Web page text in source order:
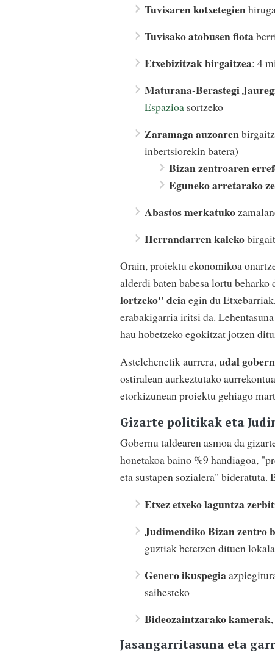
Tuvisaren kotxetegien
Tuvisako atobusen flota
Etxebizitzak birgaitzea: 4
Maturana-Berastegi
Espazioa sortzeko
Zaramaga auzoaren
inbertsiorekin batera)
Bizan zentroaren
Eguneko arretarako
Abastos merkatuko
Herrandarren kaleko
Orain, proiektu ekonomikoa
alderdi baten babesa lortu
lortzeko" deiaegin du
erabakigarria iritsi da.
hau hobetzeko egokitzat jotzen
Astelehenetik aurrera,udal
ostiralean aurkeztutako
etorkizunean proiektu gehiago
Gizarte politikak eta
Gobernu taldearen asmoa da
honetakoa baino %9 handiagoa,
eta sustapen sozialera"
Etxez etxeko laguntza
Judimendiko Bizan zentro
guztiak betetzen dituen
Genero ikuspegia
saihesteko
Bideozaintzarako kamerak
Jasangarritasuna eta